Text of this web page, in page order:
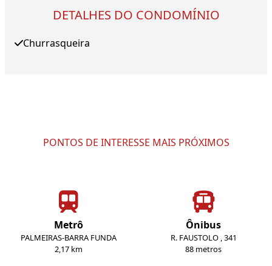
DETALHES DO CONDOMÍNIO
Churrasqueira
PONTOS DE INTERESSE MAIS PRÓXIMOS
Metrô
PALMEIRAS-BARRA FUNDA
2,17 km
Ônibus
R. FAUSTOLO , 341
88 metros